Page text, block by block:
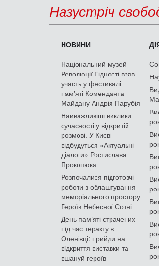
Назустріч
НОВИНИ
Національний музей
Революції Гідності взяв
участь у фестивалі
пам'яті Коменданта
Майдану Андрія Парубія
Найважливіші виклики
сучасності у відкритій
розмові. У Києві
відбудуться «Актуальні
діалоги» Ростислава
Прокопюка
Розпочалися підготовчі
роботи з облаштування
меморіального простору
Героїв Небесної Сотні
День памʼяті страчених
під час теракту в
Оленівці: прийди на
відкриття виставки та
вшануй героїв